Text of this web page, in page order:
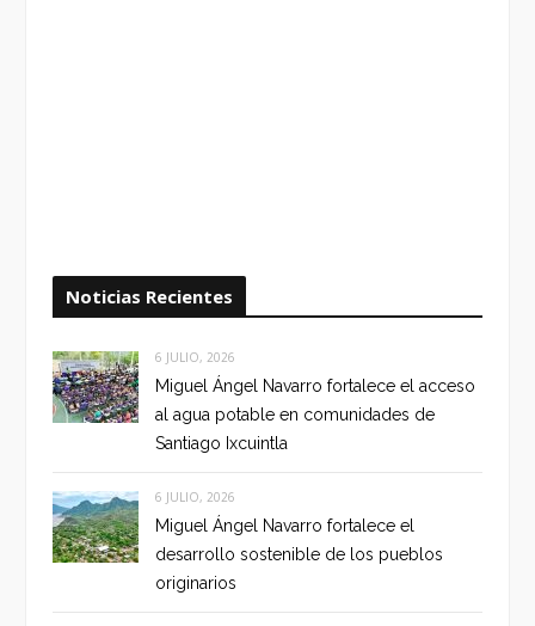
Noticias Recientes
6 JULIO, 2026
Miguel Ángel Navarro fortalece el acceso
al agua potable en comunidades de
Santiago Ixcuintla
6 JULIO, 2026
Miguel Ángel Navarro fortalece el
desarrollo sostenible de los pueblos
originarios